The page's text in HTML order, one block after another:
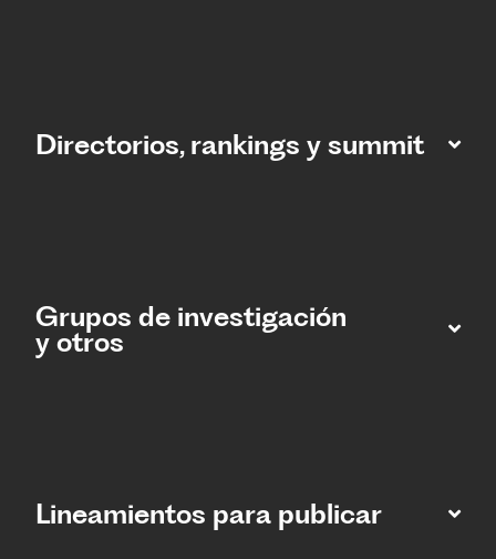
Directorios, rankings y summit
Grupos de investigación
y otros
Lineamientos para publicar